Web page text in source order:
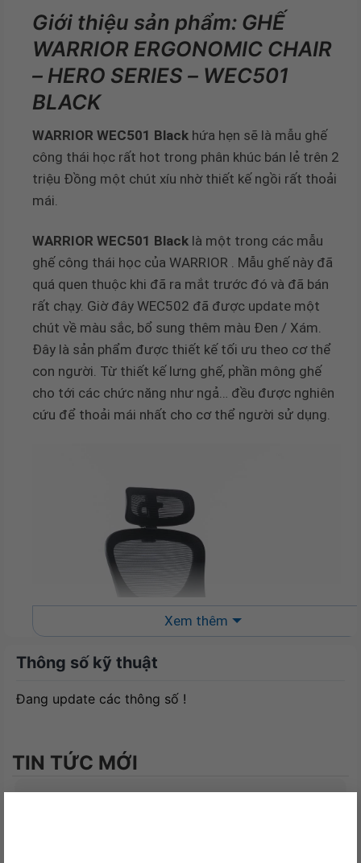
Giới thiệu sản phẩm: GHẾ
WARRIOR ERGONOMIC CHAIR
– HERO SERIES – WEC501
BLACK
WARRIOR WEC501 Black hứa hẹn sẽ là mẫu ghế
công thái học rất hot trong phân khúc bán lẻ trên 2
triệu Đồng một chút xíu nhờ thiết kế ngồi rất thoải
mái.
WARRIOR WEC501 Black là một trong các mẫu
ghế công thái học của WARRIOR . Mẫu ghế này đã
quá quen thuộc khi đã ra mắt trước đó và đã bán
rất chạy. Giờ đây WEC502 đã được update một
chút về màu sắc, bổ sung thêm màu Đen / Xám.
Đây là sản phẩm được thiết kế tối ưu theo cơ thể
con người. Từ thiết kế lưng ghế, phần mông ghế
cho tới các chức năng như ngả… đều được nghiên
cứu để thoải mái nhất cho cơ thể người sử dụng.
Xem thêm
Thông số kỹ thuật
Đang update các thông số !
TIN TỨC MỚI